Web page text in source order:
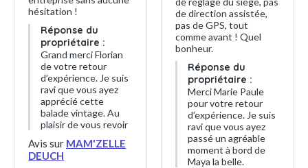
hésitation !
Réponse du
propriétaire :
Grand merci Florian
de votre retour
d’expérience. Je suis
ravi que vous ayez
apprécié cette
balade vintage. Au
plaisir de vous revoir
Avis sur MAM'ZELLE
DEUCH
de direction assistée,
pas de GPS, tout
comme avant ! Quel
bonheur.
Réponse du
propriétaire :
Merci Marie Paule
pour votre retour
d’expérience. Je suis
ravi que vous ayez
passé un agréable
moment à bord de
Maya la belle.